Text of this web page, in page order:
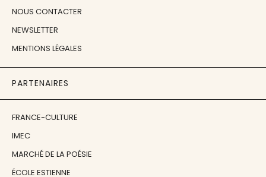
NOUS CONTACTER
NEWSLETTER
MENTIONS LÉGALES
PARTENAIRES
FRANCE-CULTURE
IMEC
MARCHÉ DE LA POÉSIE
ÉCOLE ESTIENNE